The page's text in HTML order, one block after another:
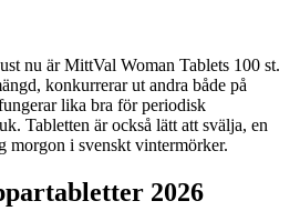
nu är MittVal Woman Tablets 100 st.
konkurrerar ut andra både på
lika bra för periodisk
Tabletten är också lätt att svälja, en
morgon i svenskt vintermörker.
2026